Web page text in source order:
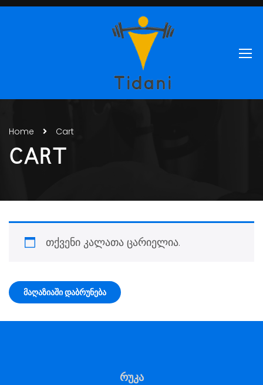
Home Cart
CART
თქვენი კალათა ცარიელია.
ᲛᲐᲦᲐᲖᲘᲐᲨᲘ ᲓᲐᲑᲠᲣᲜᲔᲑᲐ
რუკა